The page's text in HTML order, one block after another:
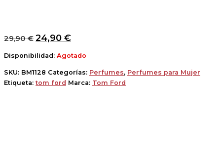
29,90€ 24,90 €
Disponibilidad: Agotado
SKU: BM1128 Categorías: Perfumes, Perfumes para Mujer
Etiqueta:tom ford Marca: Tom Ford